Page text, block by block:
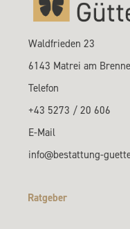
Waldfrieden 23
6143 Matrei am
Telefon
+43 5273 / 20 606
E-Mail
info@bestattung-
Ratgeber